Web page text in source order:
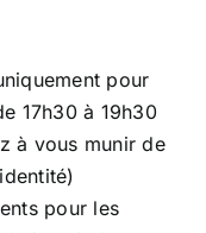
pour
17h30 à 19h30
à vous munir de
pour les